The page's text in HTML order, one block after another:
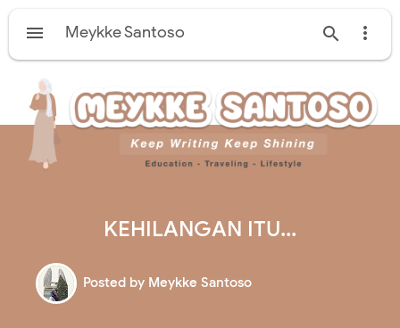
  
Meykke Santoso
KEHILANGAN ITU...
Posted by Meykke Santoso